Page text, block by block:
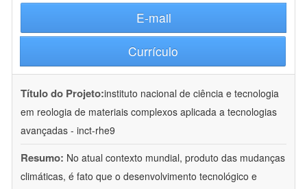
E-mail
Currículo
Título do Projeto:instituto nacional de ciência e tecnologia
em reologia de materiais complexos aplicada a tecnologias
avançadas - inct-rhe9
Resumo: No atual contexto mundial, produto das mudanças
climáticas, é fato que o desenvolvimento tecnológico e